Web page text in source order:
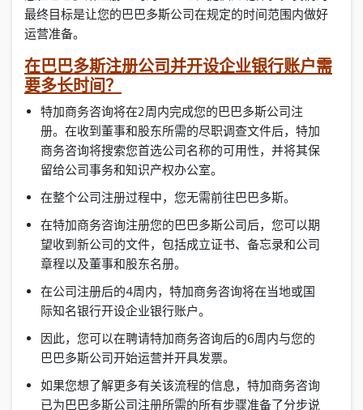
最终目标是让您的巴巴多斯公司在规定的时间范围内做好
运营准备。
在巴巴多斯注册公司并开设企业银行账户需
要多长时间？
特加商务咨询将在2周内完成您的巴巴多斯公司注
册。在收到董事和股东所需的尽职调查文件后，特加
商务咨询将搜索您首选公司名称的可用性，并将其保
留给公司事务和知识产权办公室。
在整个公司注册过程中，您无需前往巴巴多斯。
在特加商务咨询注册您的巴巴多斯公司后，您可以期
望收到新公司的文件，包括成立证书、备忘录和公司
章程以及董事和股东名册。
在公司注册后的4周内，特加商务咨询将在当地或国
际知名银行开设企业银行账户。
因此，您可以在聘请特加商务咨询后的6周内与您的
巴巴多斯公司开始运营并开具发票。
如果您想了解更多有关该流程的信息，特加商务咨询
已为巴巴多斯公司注册所需的所有步骤准备了分步说